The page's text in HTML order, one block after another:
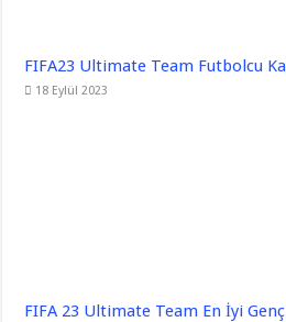
FIFA23 Ultimate Team Futbolcu
18 Eylül 2023
FIFA 23 Ultimate Team En İyi